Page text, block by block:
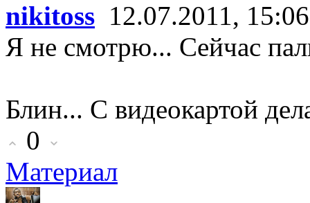
nikitoss 12.07.2011, 15:06
Я не смотрю... Сейчас
Блин... С видеокартой
0
Материал